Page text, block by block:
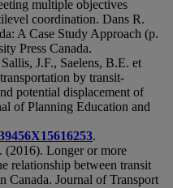
multiple objectives
coordination. Dans R.
A Case Study Approach (p.
Press Canada.
J.F., Saelens, B.E. et
by transit-
potential displacement of
of Planning Education and
.
(2016). Longer or more
relationship between transit
Canada. Journal of Transport